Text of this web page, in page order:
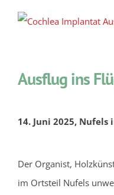
Zum
Ausflug ins
14. Juni 2025,
Der Organist,
im Ortsteil Nufels